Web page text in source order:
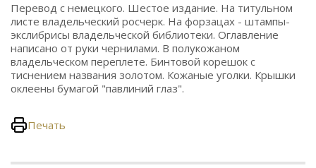
Перевод с немецкого. Шестое издание. На титульном
листе владельческий росчерк. На форзацах - штампы-
экслибрисы владельческой библиотеки. Оглавление
написано от руки чернилами. В полукожаном
владельческом переплете. Бинтовой корешок с
тиснением названия золотом. Кожаные уголки. Крышки
оклеены бумагой "павлиний глаз".
Печать